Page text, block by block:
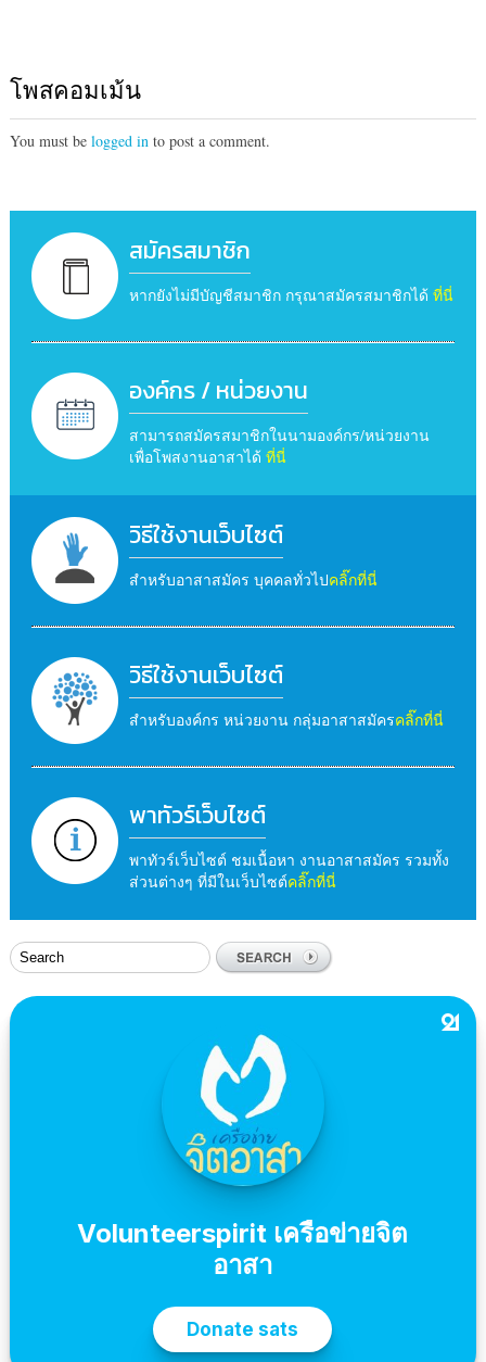
โพสคอมเม้น
You must be logged in to post a comment.
สมัครสมาชิก
หากยังไม่มีบัญชีสมาชิก กรุณาสมัครสมาชิกได้ ที่นี่
องค์กร / หน่วยงาน
สามารถสมัครสมาชิกในนามองค์กร/หน่วยงาน
เพื่อโพสงานอาสาได้ ที่นี่
วิธีใช้งานเว็บไซต์
สำหรับอาสาสมัคร บุคคลทั่วไปคลิ๊กที่นี่
วิธีใช้งานเว็บไซต์
สำหรับองค์กร หน่วยงาน กลุ่มอาสาสมัครคลิ๊กที่นี่
พาทัวร์เว็บไซต์
พาทัวร์เว็บไซต์ ชมเนื้อหา งานอาสาสมัคร รวมทั้ง
ส่วนต่างๆ ที่มีในเว็บไซต์คลิ๊กที่นี่